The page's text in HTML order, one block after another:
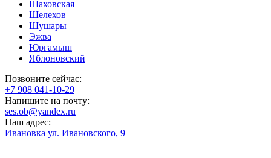
Шаховская
Шелехов
Шушары
Эжва
Юргамыш
Яблоновский
Позвоните сейчас:
‪+7 908 041-10-29
Напишите на почту:
ses.ob@yandex.ru
Наш адрес:
Ивановка ул. Ивановского, 9